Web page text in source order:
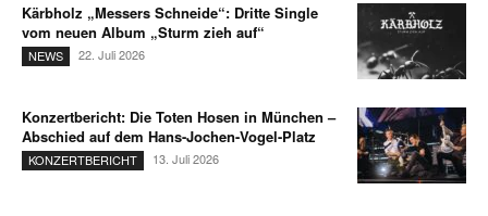
Kärbholz „Messers Schneide“: Dritte Single
vom neuen Album „Sturm zieh auf“
NEWS 22. Juli 2026
Konzertbericht: Die Toten Hosen in München –
Abschied auf dem Hans-Jochen-Vogel-Platz
KONZERTBERICHT 13. Juli 2026